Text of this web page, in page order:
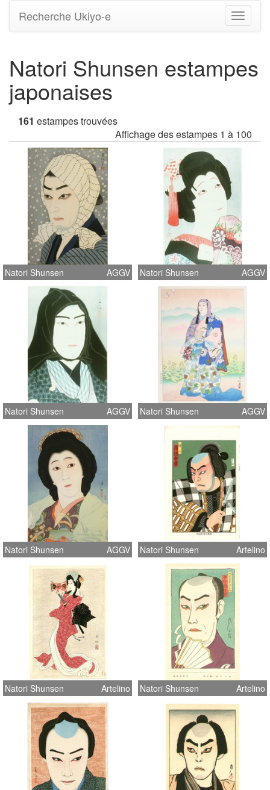
Basculer
la
Recherche Ukiyo-e
Natori Shunsen estampes
japonaises
161 estampes trouvées
Affichage des estampes 1 à 100
Natori Shunsen AGGV Natori Shunsen AGGV
Natori Shunsen AGGV Natori Shunsen AGGV
Natori Shunsen AGGV Natori Shunsen Artelino
Natori Shunsen Artelino Natori Shunsen Artelino